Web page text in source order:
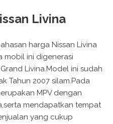
Livina
harga Nissan Livina
mobil ini digenerasi
Livina.Model ini sudah
Tahun 2007 silam.Pada
MPV dengan
mendapatkan tempat
yang cukup